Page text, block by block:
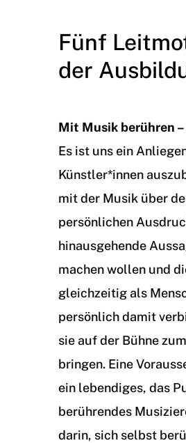
Fünf
der
Mit Musik berühren
Es ist uns ein
Künstler*innen
mit der Musik über
persönlichen
hinausgehende
machen wollen und
gleichzeitig als
persönlich damit
sie auf der Bühne
bringen. Eine
ein lebendiges, das
berührendes
darin, sich selbst